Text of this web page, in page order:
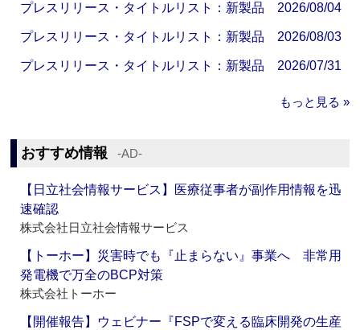
プレスリリース・タイトルリスト：新製品 2026/08/04
プレスリリース・タイトルリスト：新製品 2026/08/03
プレスリリース・タイトルリスト：新製品 2026/07/31
もっと見る »
おすすめ情報 ‐AD‐
【日立社会情報サービス】医療従事者が副作用情報を迅
速確認
株式会社日立社会情報サービス
【トーホー】災害時でも『止まらない』事業へ 非常用
発電機で万全のBCP対策
株式会社トーホー
【開催報告】ウェビナー『FSPで変える臨床開発の生産